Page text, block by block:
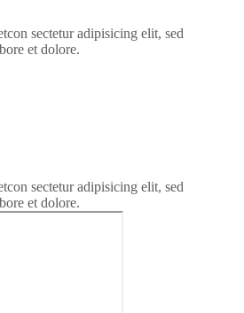
sectetur adipisicing elit, sed
et dolore.
sectetur adipisicing elit, sed
et dolore.